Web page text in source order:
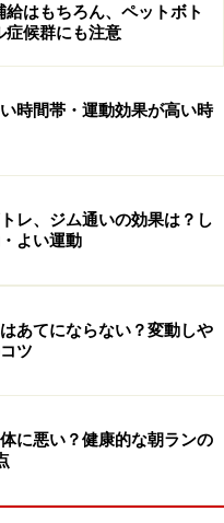
しまいます（廃用性萎
礎代謝の低下を招くた
まいます。
いための3つのポ
と現れる体の変化を理
手に工夫をすることが
、次の3つが挙げられま
費カロリーを増やすこ
上げること（主に筋ト
給はもちろん、ペットボト
症候群にも注意
時間帯・運動効果が高い時
レ、ジム通いの効果は？し
よい運動
あてにならない？変動しや
ツ
に悪い？健康的な朝ランの